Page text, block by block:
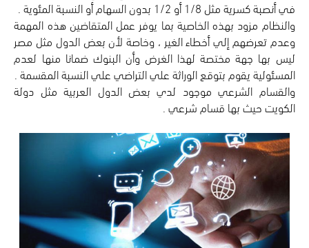
والنظام مزود بهذه الخاصية بما يوفر عمل المتقاضين هذه المهمة
وعدم تعرضهم إلي أخطاء الغير ، وخاصة لأن بعض الدول مثل مصر
ليس بها جهة مختصة لهذا الغرض وأن البنوك ضمانا منها لعدم
والقسام الشرعي موجود لدي بعض الدول العربية مثل دولة
الكويت حيث بها قسام شرعي .